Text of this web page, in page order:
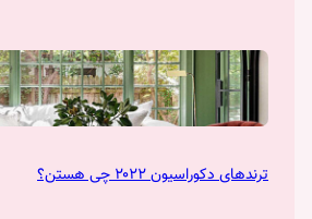
ترندهای دکوراسیون ۲۰۲۲ چی هستن؟